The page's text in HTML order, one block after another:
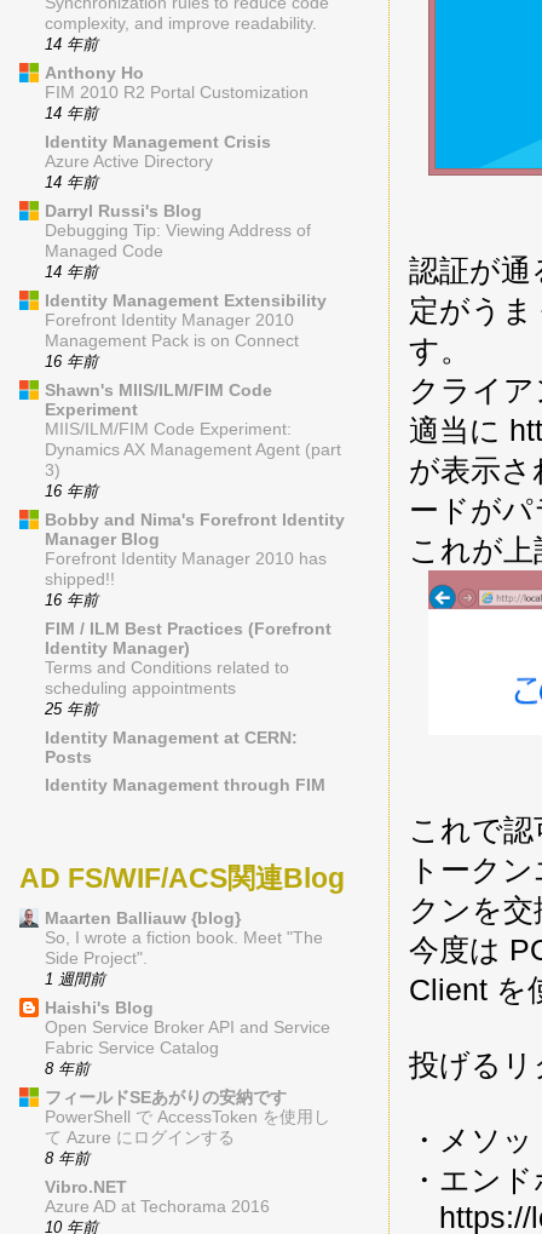
認証が通
定がう
す。
クライ
適当に
が表示
ードが
これが
これで
トーク
クンを
今度は
Client を
投げる
・メソ
・エン
https://
complexity, and improve readability.
14 年前
Anthony Ho
FIM 2010 R2 Portal Customization
14 年前
Identity Management Crisis
Azure Active Directory
14 年前
Darryl Russi's Blog
Debugging Tip: Viewing Address of
Managed Code
14 年前
Identity Management Extensibility
Forefront Identity Manager 2010
Management Pack is on Connect
16 年前
Shawn's MIIS/ILM/FIM Code
Experiment
MIIS/ILM/FIM Code Experiment:
Dynamics AX Management Agent (part
3)
16 年前
Bobby and Nima's Forefront Identity
Manager Blog
Forefront Identity Manager 2010 has
shipped!!
16 年前
FIM / ILM Best Practices (Forefront
Identity Manager)
Terms and Conditions related to
scheduling appointments
25 年前
Identity Management at CERN:
Posts
Identity Management through FIM
AD FS/WIF/ACS関連Blog
Maarten Balliauw {blog}
So, I wrote a fiction book. Meet "The
Side Project".
1 週間前
Haishi's Blog
Open Service Broker API and Service
Fabric Service Catalog
8 年前
フィールドSEあがりの安納です
PowerShell で AccessToken を使用し
て Azure にログインする
8 年前
Vibro.NET
Azure AD at Techorama 2016
10 年前